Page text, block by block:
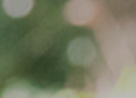
について
会会報誌
て
て